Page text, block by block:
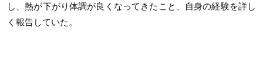
し、熱が下がり体調が良くなってきたこと、自身の経験を詳し
く報告していた。